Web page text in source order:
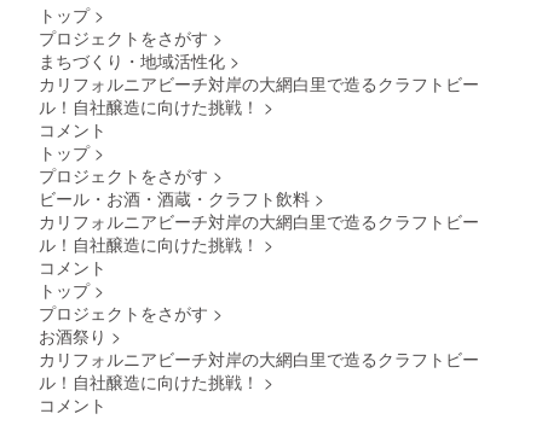
す。
プロ
ただき
ます。
なりま
くださ
い。
ビール
の取り
トップ >
プロジェクトをさがす >
まちづくり・地域活性化 >
カリフォルニアビーチ対岸の大網白里で造るクラフトビー
ル！自社醸造に向けた挑戦！ >
コメント
トップ >
プロジェクトをさがす >
ビール・お酒・酒蔵・クラフト飲料 >
カリフォルニアビーチ対岸の大網白里で造るクラフトビー
ル！自社醸造に向けた挑戦！ >
コメント
トップ >
プロジェクトをさがす >
お酒祭り >
カリフォルニアビーチ対岸の大網白里で造るクラフトビー
ル！自社醸造に向けた挑戦！ >
コメント